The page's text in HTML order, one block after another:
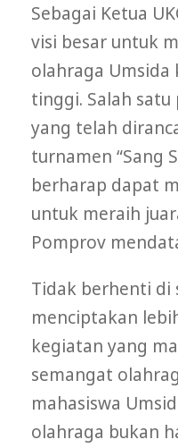
Sebagai Ketua
visi besar untuk
olahraga
tinggi. Salah
yang telah
turnamen “Sang
berharap dapat
untuk meraih
Pomprov
Tidak berhenti di
menciptakan
kegiatan yang
semangat
mahasiswa
olahraga bukan